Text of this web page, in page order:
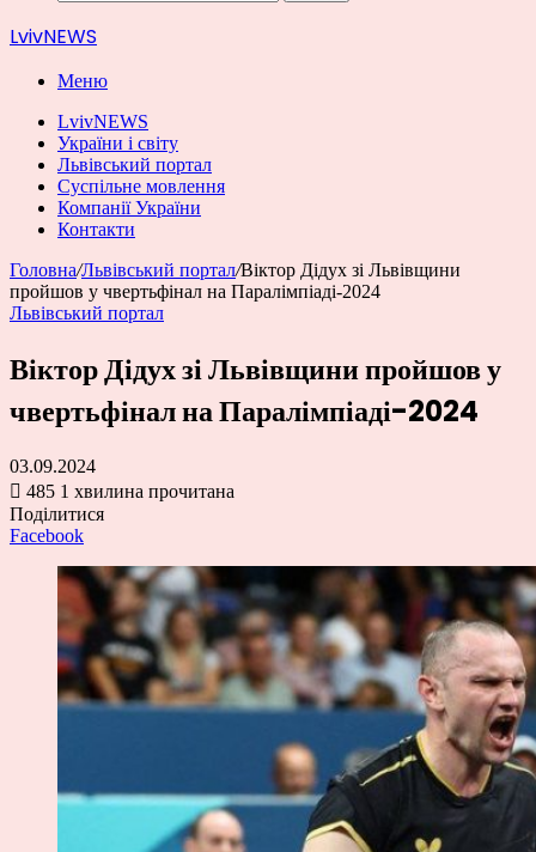
LvivNEWS
Меню
LvivNEWS
України і світу
Львівський портал
Суспільне мовлення
Компанії України
Контакти
Головна/Львівський портал/Віктор Дідух зі Львівщини
пройшов у чвертьфінал на Паралімпіаді-2024
Львівський портал
Віктор Дідух зі Львівщини пройшов у
чвертьфінал на Паралімпіаді-2024
03.09.2024
485 1 хвилина прочитана
Поділитися
Facebook